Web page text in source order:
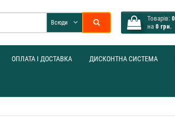
Товарів: 0
на 0 грн.
Всюди
ОПЛАТА І ДОСТАВКА ДИСКОНТНА СИСТЕМА